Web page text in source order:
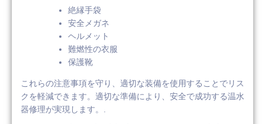
絶縁手袋
安全メガネ
ヘルメット
難燃性の衣服
保護靴
これらの注意事項を守り、適切な装備を使用することでリス
クを軽減できます。適切な準備により、安全で成功する温水
器修理が実現します。.